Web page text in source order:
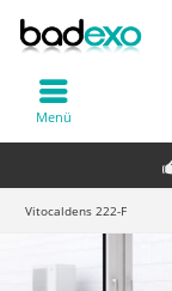
Menü
Vitocaldens 222-F